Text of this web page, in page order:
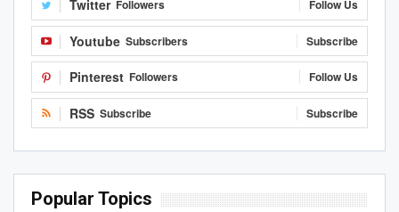
Twitter Followers Follow Us
Youtube Subscribers Subscribe
Pinterest Followers Follow Us
RSS Subscribe Subscribe
Popular Topics